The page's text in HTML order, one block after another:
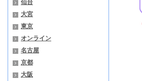
仙台
大宮
東京
オンライン
名古屋
京都
大阪